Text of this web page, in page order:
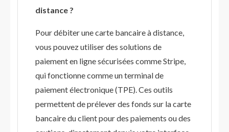
distance ?
Pour débiter une carte bancaire à distance,
vous pouvez utiliser des solutions de
paiement en ligne sécurisées comme Stripe,
qui fonctionne comme un terminal de
paiement électronique (TPE). Ces outils
permettent de prélever des fonds sur la carte
bancaire du client pour des paiements ou des